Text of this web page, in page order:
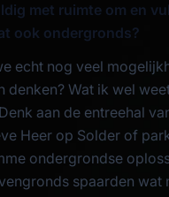
met ruimte om en
ook ondergronds?
echt nog veel
denken? Wat ik wel
aan de entreehal
Heer op Solder of
ondergrondse
spaarden wat